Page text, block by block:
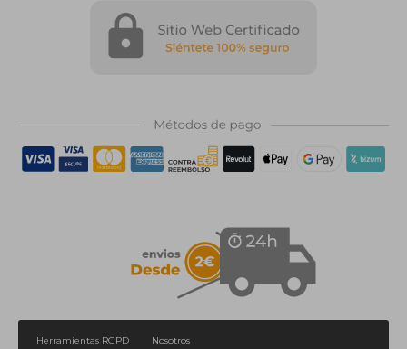
Herramientas RGPD
Nosotros